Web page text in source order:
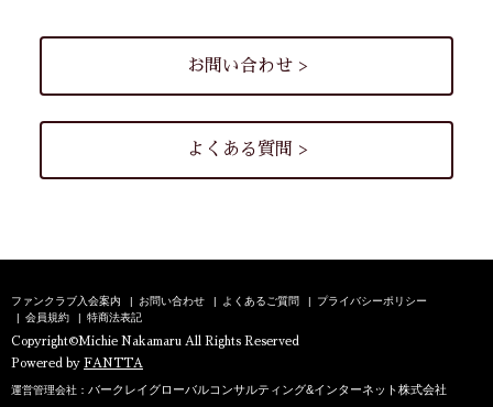
お問い合わせ >
よくある質問 >
ファンクラブ入会案内 お問い合わせ よくあるご質問
プライバシーポリシー
会員規約
特商法表記
Copyright©Michie Nakamaru All Rights Reserved
Powered by FANTTA
運営管理会社： バークレイグローバルコンサルティング&インターネット株式会社